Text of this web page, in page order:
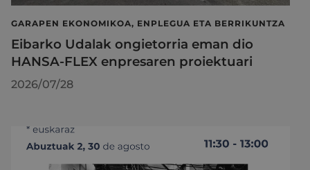
GARAPEN EKONOMIKOA, ENPLEGUA ETA BERRIKUNTZA
Eibarko Udalak ongietorria eman dio
HANSA-FLEX enpresaren proiektuari
2026/07/28